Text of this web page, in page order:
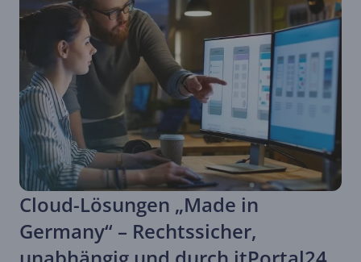
Cloud-Lösungen „Made in
Germany“ – Rechtssicher,